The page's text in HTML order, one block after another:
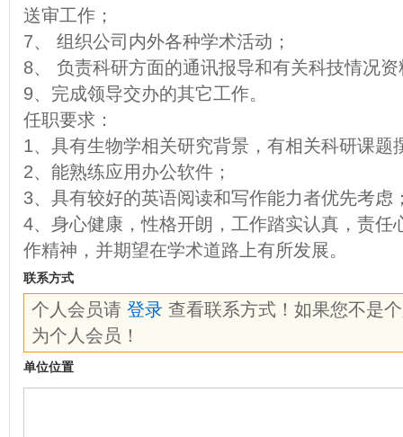
送审工作；
7、 组织公司内外各种学术活动；
8、 负责科研方面的通讯报导和有关科技情况
9、完成领导交办的其它工作。
任职要求：
1、具有生物学相关研究背景，有相关科研课题
2、能熟练应用办公软件；
3、具有较好的英语阅读和写作能力者优先考虑
4、身心健康，性格开朗，工作踏实认真，责任
作精神，并期望在学术道路上有所发展。
联系方式
个人会员请 登录 查看联系方式！如果您不是
为个人会员！
单位位置